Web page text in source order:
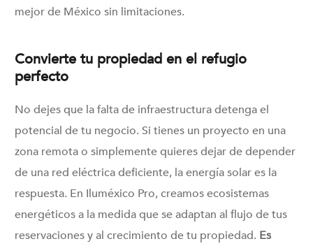
mejor de México sin limitaciones.
Convierte tu propiedad en el refugio
perfecto
No dejes que la falta de infraestructura detenga el
potencial de tu negocio. Si tienes un proyecto en una
zona remota o simplemente quieres dejar de depender
de una red eléctrica deficiente, la energía solar es la
respuesta. En Iluméxico Pro, creamos ecosistemas
energéticos a la medida que se adaptan al flujo de tus
reservaciones y al crecimiento de tu propiedad. Es